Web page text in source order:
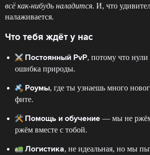
всё как-нибудь наладится. И, что
налаживается.
Что тебя ждёт у нас
Постоянный PvP, потому что
ошибка природы.
Роумы, где ты узнаешь много
фите.
Помощь и обучение — мы не
ржём вместе с тобой.
Логистика, не идеальная, но мы